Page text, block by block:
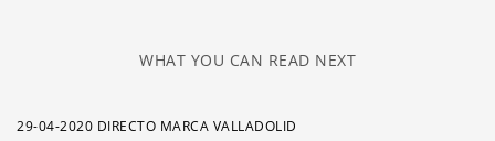
WHAT YOU CAN READ NEXT
29-04-2020 DIRECTO MARCA VALLADOLID